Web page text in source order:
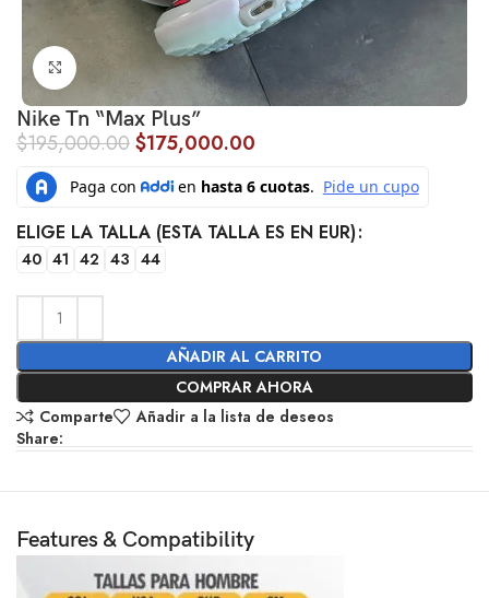
Click to enlarge
Nike Tn “Max Plus”
$195,000.00$175,000.00
ELIGE LA TALLA (ESTA TALLA ES EN EUR)
40 41 42 43 44
AÑADIR AL CARRITO
COMPRAR AHORA
Comparte
Añadir a la lista de deseos
Share:
Features & Compatibility